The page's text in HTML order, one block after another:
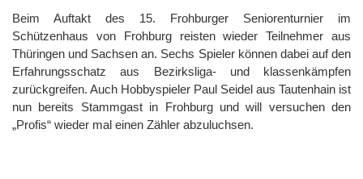
Beim Auftakt des 15. Frohburger Seniorenturnier im
Schützenhaus von Frohburg reisten wieder Teilnehmer aus
Thüringen und Sachsen an. Sechs Spieler können dabei auf den
Erfahrungsschatz aus Bezirksliga- und klassenkämpfen
zurückgreifen. Auch Hobbyspieler Paul Seidel aus Tautenhain ist
nun bereits Stammgast in Frohburg und will versuchen den
„Profis“ wieder mal einen Zähler abzuluchsen.